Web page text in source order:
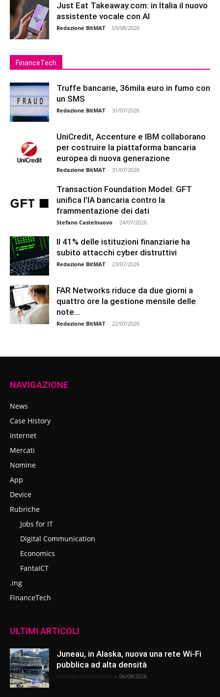
Just Eat Takeaway.com: in Italia il nuovo
assistente vocale con AI
Redazione BitMAT - 03/08/2026
FinanceTech
Truffe bancarie, 36mila euro in fumo con
un SMS
Redazione BitMAT - 31/07/2026
UniCredit, Accenture e IBM collaborano
per costruire la piattaforma bancaria
europea di nuova generazione
Redazione BitMAT - 31/07/2026
Transaction Foundation Model: GFT
unifica l’IA bancaria contro la
frammentazione dei dati
Stefano Castelnuovo - 24/07/2026
Il 41% delle istituzioni finanziarie ha
subito attacchi cyber distruttivi
Redazione BitMAT - 23/07/2026
FAR Networks riduce da due giorni a
quattro ore la gestione mensile delle
note...
Redazione BitMAT - 22/07/2026
NAVIGAZIONE
News
Case History
Internet
Mercati
Nomine
App
Device
Rubriche
Jobs for IT
Digital Communication
Economics
FantaICT
.ing
FinanceTech
ULTIMI ARTICOLI
Juneau, in Alaska, nuova una rete Wi-Fi
pubblica ad alta densità
- 06/08/2026